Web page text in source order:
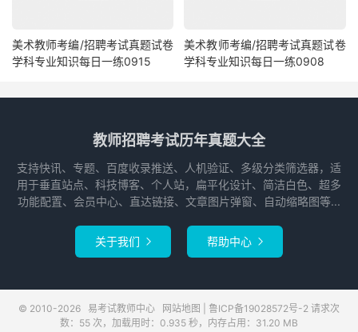
美术教师考编/招聘考试真题试卷
学科专业知识每日一练0915
美术教师考编/招聘考试真题试卷
学科专业知识每日一练0908
教师招聘考试历年真题大全
支持快讯、专题、百度收录推送、人机验证、多级分类筛选器，适
用于垂直站点、科技博客、个人站，扁平化设计、简洁白色、超多
功能配置、会员中心、直达链接、文章图片弹窗、自动缩略图等...
关于我们  帮助中心 
© 2010-2026 易考试教师中心 网站地图 鲁ICP备19028572号-2 请求次
数：55 次，加载用时：0.935 秒，内存占用：31.20 MB